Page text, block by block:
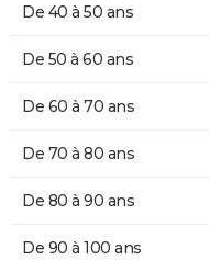
De 40 à 50 ans
De 50 à 60 ans
De 60 à 70 ans
De 70 à 80 ans
De 80 à 90 ans
De 90 à 100 ans